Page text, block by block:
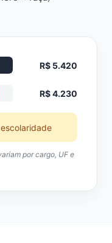
R$ 5.420
R$ 4.230
por cargo, UF e